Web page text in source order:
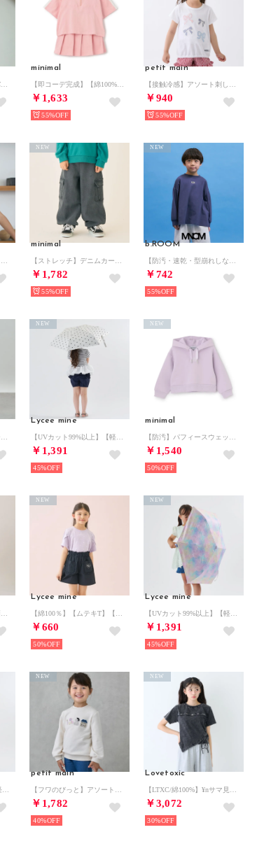
minimal
￥1,633
55%
petit main
￥940
55%
minimal
￥1,782
NEW
55%
b.ROOM
￥742
NEW
55%
Lycee mine
￥1,391
NEW
45%
minimal
￥1,540
NEW
50%
Lycee mine
￥660
NEW
50%
Lycee mine
￥1,391
NEW
45%
petit main
￥1,782
NEW
40%
Lovetoxic
￥3,072
NEW
30%